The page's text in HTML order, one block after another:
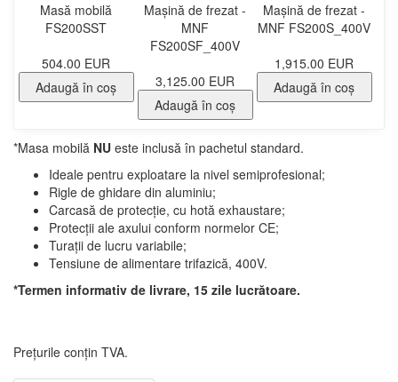
Masă mobilă
FS200SST
504.00 EUR
Adaugă în coş
Mașină de frezat -
MNF
FS200SF_400V
3,125.00 EUR
Adaugă în coş
Mașină de frezat -
MNF FS200S_400V
1,915.00 EUR
Adaugă în coş
*Masa mobilă NU este inclusă în pachetul standard.
Ideale pentru exploatare la nivel semiprofesional;
Rigle de ghidare din aluminiu;
Carcasă de protecție, cu hotă exhaustare;
Protecții ale axului conform normelor CE;
Turații de lucru variabile;
Tensiune de alimentare trifazică, 400V.
*Termen informativ de livrare, 15 zile lucrătoare.
Prețurile conțin TVA.